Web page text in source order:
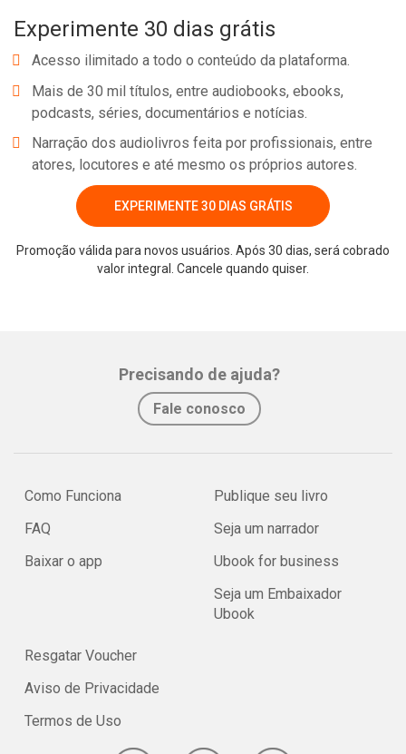
Experimente 30 dias grátis
Acesso ilimitado a todo o conteúdo da plataforma.
Mais de 30 mil títulos, entre audiobooks, ebooks,
podcasts, séries, documentários e notícias.
Narração dos audiolivros feita por profissionais, entre
atores, locutores e até mesmo os próprios autores.
EXPERIMENTE 30 DIAS GRÁTIS
Promoção válida para novos usuários. Após 30 dias, será cobrado
valor integral. Cancele quando quiser.
Precisando de ajuda?
Fale conosco
Como Funciona
FAQ
Baixar o app
Publique seu livro
Seja um narrador
Ubook for business
Seja um Embaixador
Ubook
Resgatar Voucher
Aviso de Privacidade
Termos de Uso